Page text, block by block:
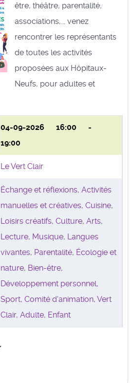
être, théâtre, parentalité,
associations,... venez
rencontrer les représentants
de toutes les activités
proposées aux Hôpitaux-
Neufs, pour adultes et
04-09-2026 16:00 -
19:00
Le Vert Clair
Échange et réflexions, Activités
manuelles et créatives, Cuisine,
Loisirs créatifs, Culture, Arts,
Lecture, Musique, Langues
vivantes, Parentalité, Écologie et
nature, Bien-être,
Développement personnel,
Sport, Comité d'animation, Vert
Clair, Adulte, Enfant